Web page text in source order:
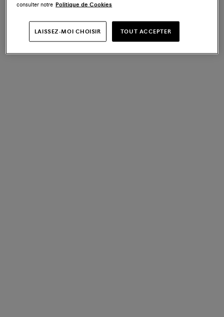
consulter notre Politique de Cookies
LAISSEZ-MOI CHOISIR TOUT ACCEPTER